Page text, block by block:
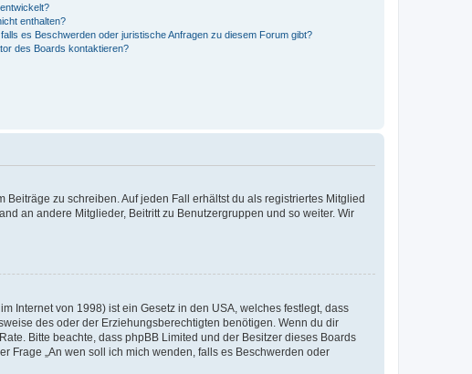
enthalten?
es Beschwerden oder juristische Anfragen zu diesem Forum gibt?
des Boards kontaktieren?
zu schreiben. Auf jeden Fall erhältst du als registriertes Mitglied
an andere Mitglieder, Beitritt zu Benutzergruppen und so weiter. Wir
Internet von 1998) ist ein Gesetz in den USA, welches festlegt, dass
des oder der Erziehungsberechtigten benötigen. Wenn du dir
Bitte beachte, dass phpBB Limited und der Besitzer dieses Boards
Frage „An wen soll ich mich wenden, falls es Beschwerden oder